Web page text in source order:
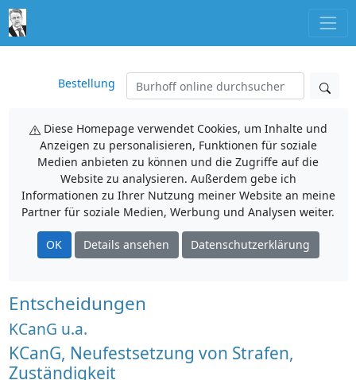
Bestellung
Diese Homepage verwendet Cookies, um Inhalte und
Anzeigen zu personalisieren, Funktionen für soziale
Medien anbieten zu können und die Zugriffe auf die
Website zu analysieren. Außerdem gebe ich
Informationen zu Ihrer Nutzung meiner Website an meine
Partner für soziale Medien, Werbung und Analysen weiter.
OK Details ansehen Datenschutzerklärung
Entscheidungen
KCanG u.a.
KCanG, Neufestsetzung von Strafen,
Zuständigkeit